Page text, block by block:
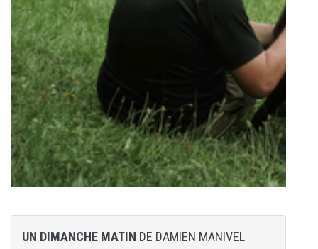
UN DIMANCHE MATIN DE DAMIEN MANIVEL